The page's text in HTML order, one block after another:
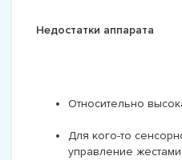
Недостатки аппарата
Относительно
Для кого-то
управление